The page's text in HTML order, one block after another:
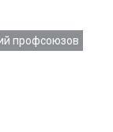
профсоюзов